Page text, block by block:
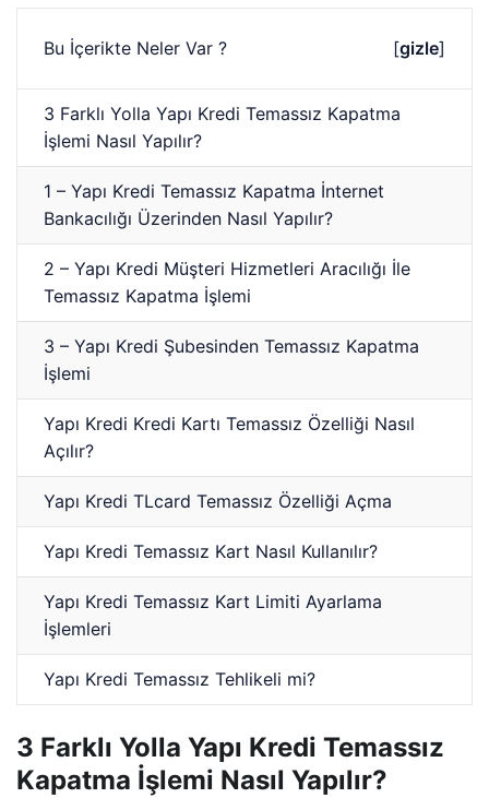
Bu İçerikte Neler Var ? [gizle]
3 Farklı Yolla Yapı Kredi Temassız Kapatma
İşlemi Nasıl Yapılır?
1 – Yapı Kredi Temassız Kapatma İnternet
Bankacılığı Üzerinden Nasıl Yapılır?
2 – Yapı Kredi Müşteri Hizmetleri Aracılığı İle
Temassız Kapatma İşlemi
3 – Yapı Kredi Şubesinden Temassız Kapatma
İşlemi
Yapı Kredi Kredi Kartı Temassız Özelliği Nasıl
Açılır?
Yapı Kredi TLcard Temassız Özelliği Açma
Yapı Kredi Temassız Kart Nasıl Kullanılır?
Yapı Kredi Temassız Kart Limiti Ayarlama
İşlemleri
Yapı Kredi Temassız Tehlikeli mi?
3 Farklı Yolla Yapı Kredi Temassız
Kapatma İşlemi Nasıl Yapılır?